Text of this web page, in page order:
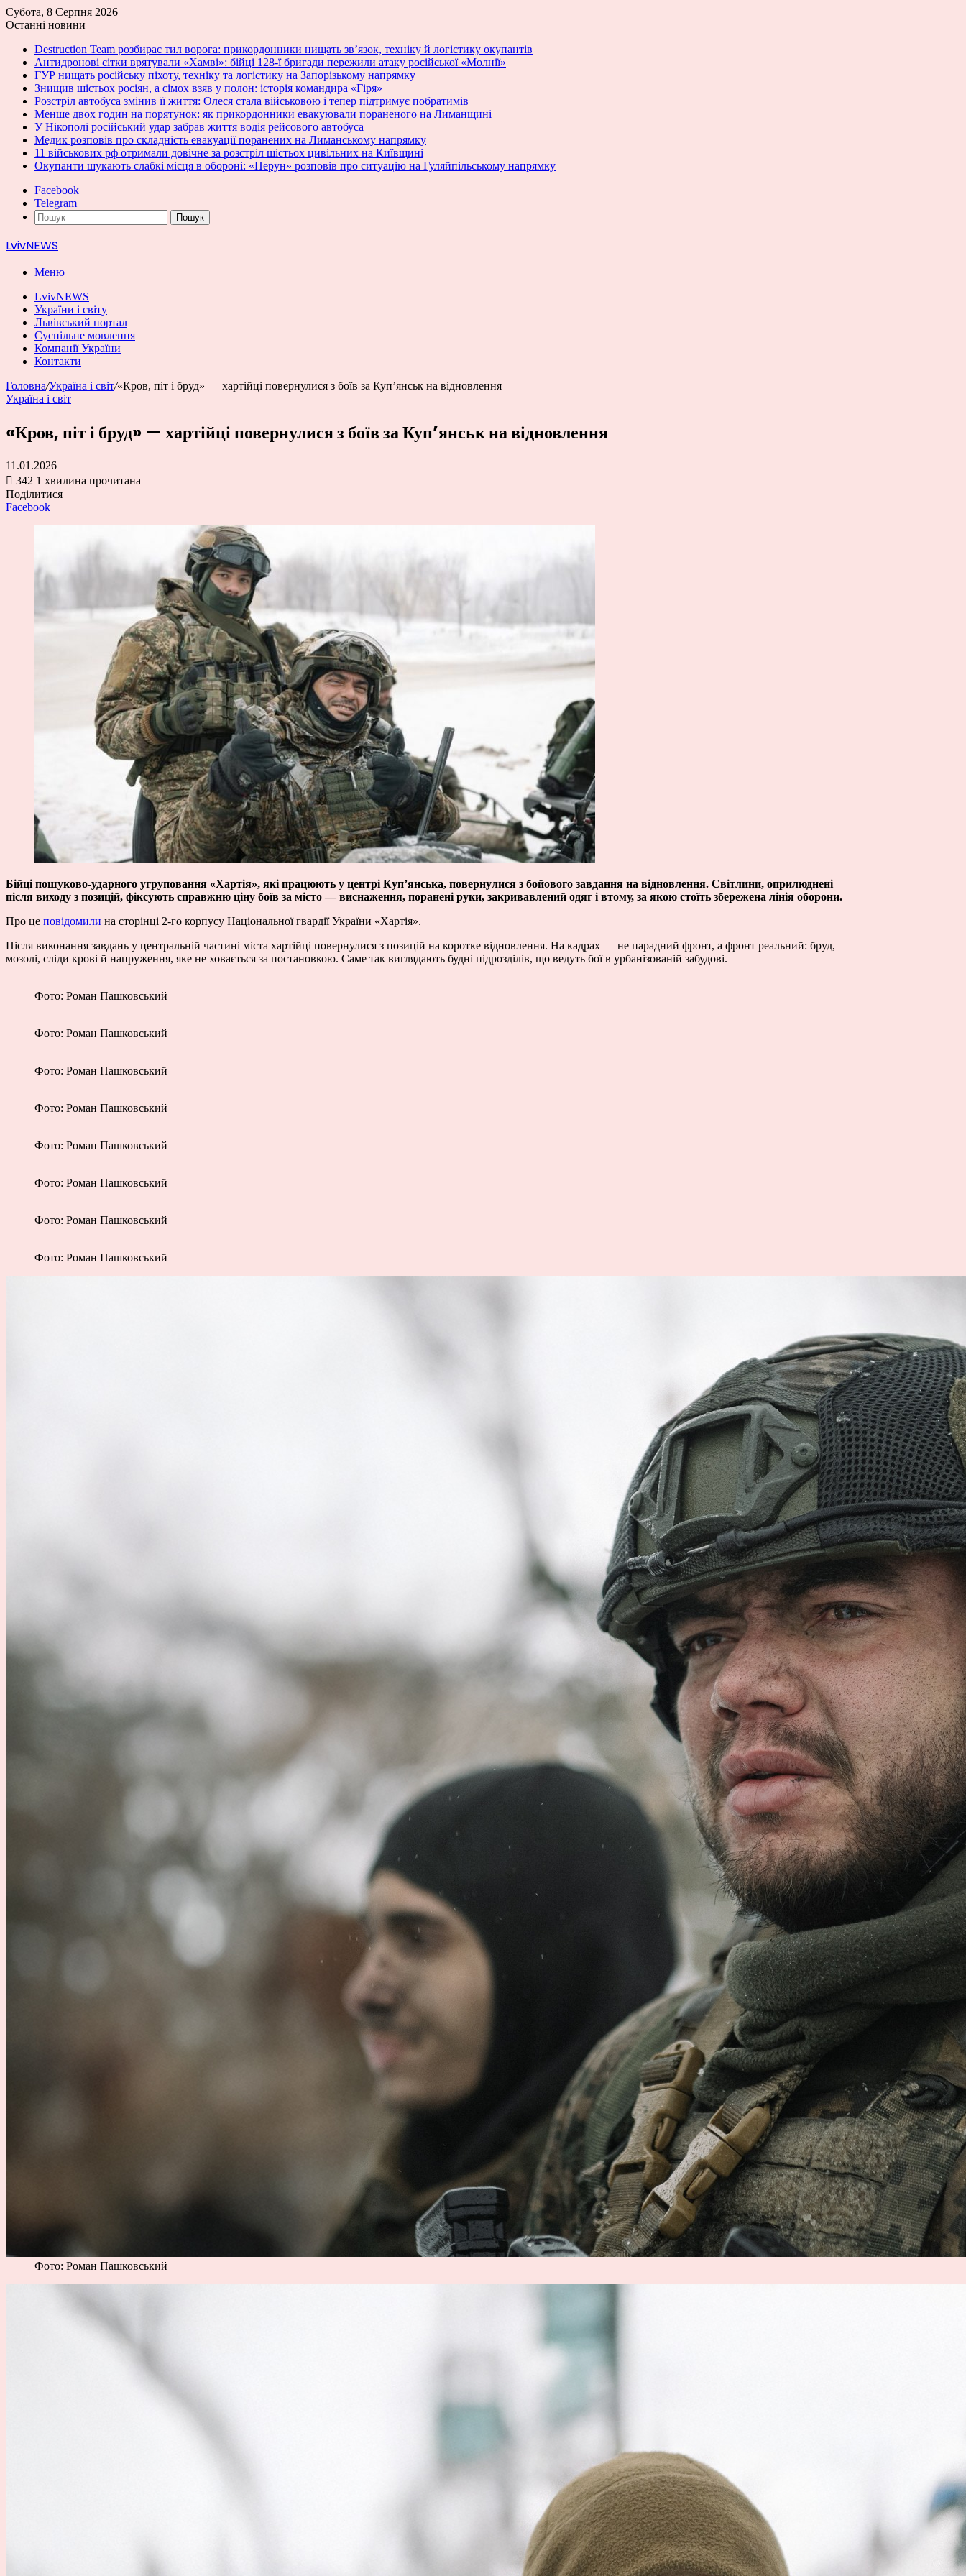
Субота, 8 Серпня 2026
Останні новини
Destruction Team розбирає тил ворога: прикордонники нищать зв’язок, техніку й логістику окупантів
Антидронові сітки врятували «Хамві»: бійці 128-ї бригади пережили атаку російської «Молнії»
ГУР нищать російську піхоту, техніку та логістику на Запорізькому напрямку
Знищив шістьох росіян, а сімох взяв у полон: історія командира «Гіря»
Розстріл автобуса змінив її життя: Олеся стала військовою і тепер підтримує побратимів
Менше двох годин на порятунок: як прикордонники евакуювали пораненого на Лиманщині
У Нікополі російський удар забрав життя водія рейсового автобуса
Медик розповів про складність евакуації поранених на Лиманському напрямку
11 військових рф отримали довічне за розстріл шістьох цивільних на Київщині
Окупанти шукають слабкі місця в обороні: «Перун» розповів про ситуацію на Гуляйпільському напрямку
Facebook
Telegram
Пошук
LvivNEWS
Меню
LvivNEWS
України і світу
Львівський портал
Суспільне мовлення
Компанії України
Контакти
Головна/Україна і світ/«Кров, піт і бруд» — хартійці повернулися з боїв за Куп’янськ на відновлення
Україна і світ
«Кров, піт і бруд» — хартійці повернулися з боїв за Куп’янськ на відновлення
11.01.2026
342 1 хвилина прочитана
Поділитися
Facebook
Бійці пошуково-ударного угруповання «Хартія», які працюють у центрі Куп’янська, повернулися з бойового завдання на відновлення. Світлини, оприлюднені
після виходу з позицій, фіксують справжню ціну боїв за місто — виснаження, поранені руки, закривавлений одяг і втому, за якою стоїть збережена лінія оборони.
Про це повідомили на сторінці 2-го корпусу Національної гвардії України «Хартія».
Після виконання завдань у центральній частині міста хартійці повернулися з позицій на коротке відновлення. На кадрах — не парадний фронт, а фронт реальний: бруд,
мозолі, сліди крові й напруження, яке не ховається за постановкою. Саме так виглядають будні підрозділів, що ведуть бої в урбанізованій забудові.
Фото: Роман Пашковський
Фото: Роман Пашковський
Фото: Роман Пашковський
Фото: Роман Пашковський
Фото: Роман Пашковський
Фото: Роман Пашковський
Фото: Роман Пашковський
Фото: Роман Пашковський
Фото: Роман Пашковський